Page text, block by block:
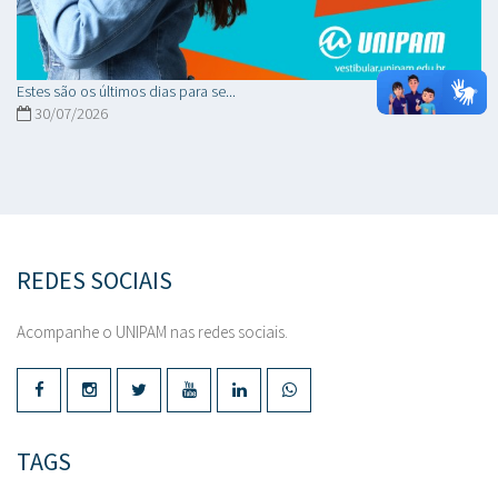
Estes são os últimos dias para se...
30/07/2026
REDES SOCIAIS
Acompanhe o UNIPAM nas redes sociais.
TAGS